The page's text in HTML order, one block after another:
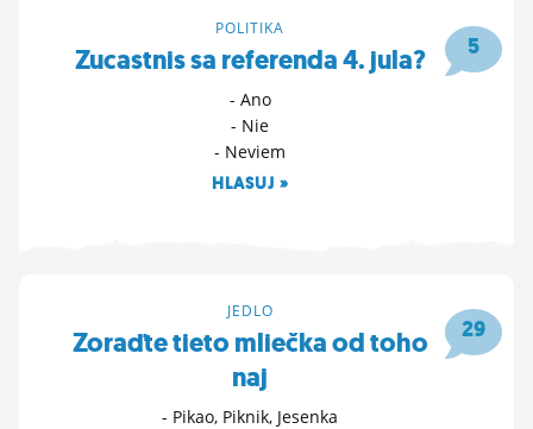
FÓRUM
NASTAVENIA
ROLETA
5
POLITIKA
Zucastnis sa referenda 4. jula?
- Ano
- Nie
- Neviem
HLASUJ »
29
JEDLO
Zoraďte tieto mliečka od toho
naj
- Pikao, Piknik, Jesenka